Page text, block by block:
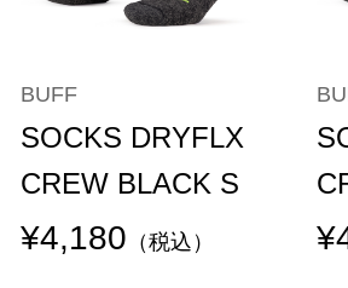
BUFF
SOCKS DRYFLX
CREW BLACK S
¥4,180 （税込）